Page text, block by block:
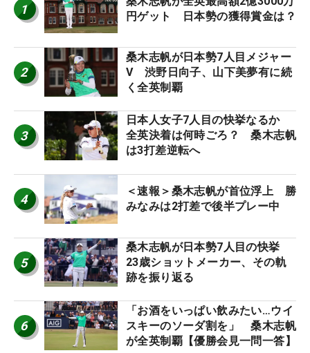
1
円ゲット 日本勢の獲得賞金は？
2
桑木志帆が日本勢7人目メジャー
V 渋野日向子、山下美夢有に続
く全英制覇
3
日本人女子7人目の快挙なるか
全英決着は何時ごろ？ 桑木志帆
は3打差逆転へ
4
＜速報＞桑木志帆が首位浮上 勝
みなみは2打差で後半プレー中
5
桑木志帆が日本勢7人目の快挙
23歳ショットメーカー、その軌
跡を振り返る
6
「お酒をいっぱい飲みたい…ウイ
スキーのソーダ割を」 桑木志帆
が全英制覇【優勝会見一問一答】